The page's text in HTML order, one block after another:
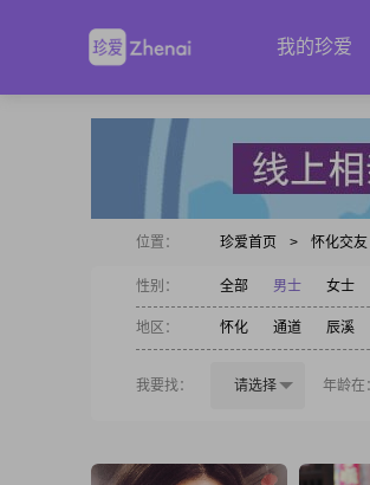
我的珍爱
位置： 珍爱首页 > 怀化交友
性别： 全部 男士 女士
地区： 怀化 通道 辰溪
我要找： 请选择 年龄在：